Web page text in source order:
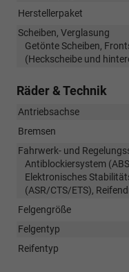
Herstellerpaket
Scheiben, Verglasung
Getönte Scheiben,
(Heckscheibe und
Räder & Technik
Antriebsachse
Bremsen
Fahrwerk- und
Antiblockiersystem
Elektronisches
(ASR/CTS/ETS),
Felgengröße
Felgentyp
Reifentyp